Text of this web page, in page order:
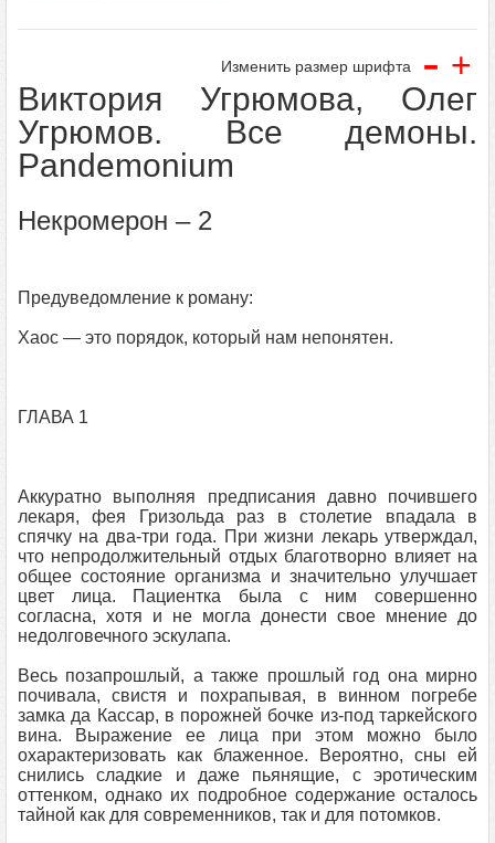
Изменить размер шрифта - +
Виктория Угрюмова, Олег
Угрюмов. Все демоны.
Pandemonium
Некромерон – 2
Предуведомление к роману:
Хаос — это порядок, который нам непонятен.
ГЛАВА 1
Аккуратно выполняя предписания давно почившего
лекаря, фея Гризольда раз в столетие впадала в
спячку на два-три года. При жизни лекарь утверждал,
что непродолжительный отдых благотворно влияет на
общее состояние организма и значительно улучшает
цвет лица. Пациентка была с ним совершенно
согласна, хотя и не могла донести свое мнение до
недолговечного эскулапа.
Весь позапрошлый, а также прошлый год она мирно
почивала, свистя и похрапывая, в винном погребе
замка да Кассар, в порожней бочке из-под таркейского
вина. Выражение ее лица при этом можно было
охарактеризовать как блаженное. Вероятно, сны ей
снились сладкие и даже пьянящие, с эротическим
оттенком, однако их подробное содержание осталось
тайной как для современников, так и для потомков.